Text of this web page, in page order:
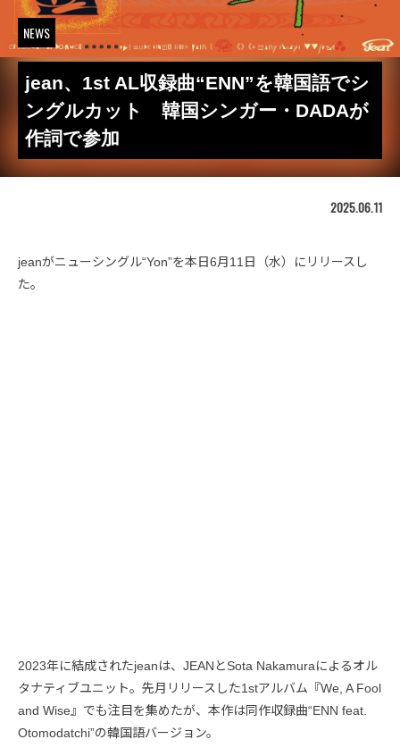
NEWS
jean、1st AL収録曲“ENN”を韓国語でシ
ングルカット 韓国シンガー・DADAが
作詞で参加
2025.06.11
jeanがニューシングル“Yon”を本日6月11日（水）にリリースし
た。
2023年に結成されたjeanは、JEANとSota Nakamuraによるオル
タナティブユニット。先月リリースした1stアルバム『We, A Fool
and Wise』でも注目を集めたが、本作は同作収録曲“ENN feat.
Otomodatchi”の韓国語バージョン。